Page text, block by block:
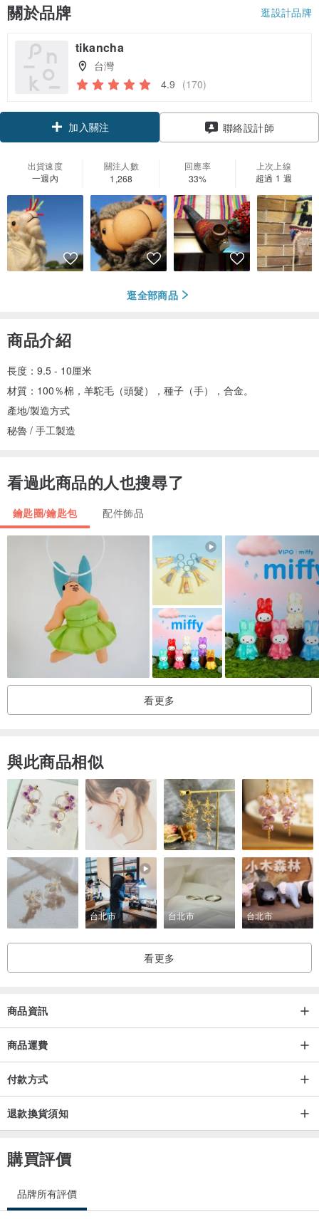
關於品牌 逛設計品牌
tikancha
台灣
4.9 (170)
加入關注 聯絡設計師
出貨速度
一週內
關注人數
1,268
回應率
33%
上次上線
超過 1 週
逛全部商品
商品介紹
長度：9.5 - 10厘米
材質：100％棉，羊駝毛（頭髮），種子（手），合金。
產地/製造方式
秘魯 / 手工製造
看過此商品的人也搜尋了
鑰匙圈/鑰匙包 配件飾品
看更多
與此商品相似
台北市 台北市 台北市
看更多
商品資訊
商品運費
付款方式
退款換貨須知
購買評價
品牌所有評價